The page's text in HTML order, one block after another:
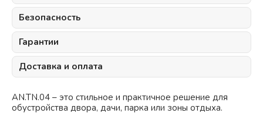
Безопасность
Гарантии
Доставка и оплата
AN.TN.04 – это стильное и практичное решение для
обустройства двора, дачи, парка или зоны отдыха.